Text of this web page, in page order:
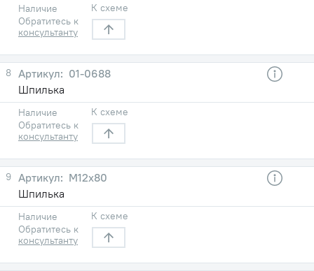
Наличие
Обратитесь к
консультанту
К схеме
8
01-0688
Шпилька
Наличие
Обратитесь к
консультанту
К схеме
9
М12x80
Шпилька
Наличие
Обратитесь к
консультанту
К схеме